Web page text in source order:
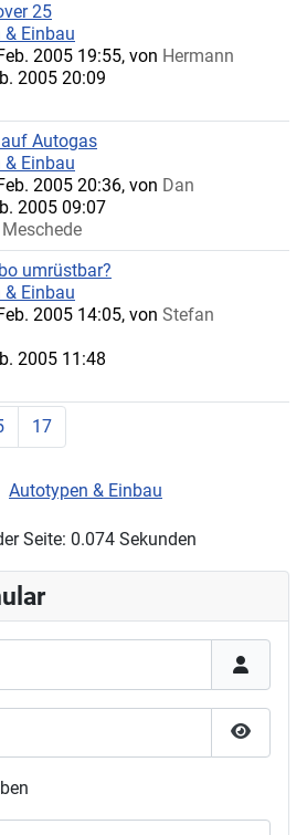
25
Einbau
2005 19:55, von Hermann
2005 20:09
Autogas
Einbau
2005 20:36, von Dan
2005 09:07
umrüstbar?
Einbau
2005 14:05, von Stefan
2005 11:48
17
Autotypen & Einbau
Seite: 0.074 Sekunden